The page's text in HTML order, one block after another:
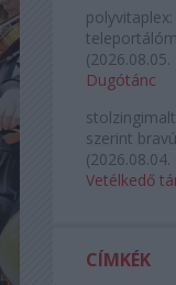
polyvitaplex:
(2026.08.05.
Dugótánc
szerint
(2026.08.04.
Vetélkedő
CÍMKÉK